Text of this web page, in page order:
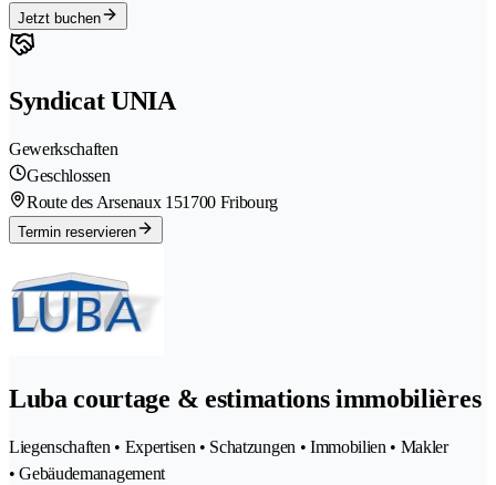
Jetzt buchen
Syndicat UNIA
Gewerkschaften
Geschlossen
Route des Arsenaux 151700 Fribourg
Termin reservieren
Luba courtage & estimations immobilières
Liegenschaften • Expertisen • Schatzungen • Immobilien • Makler
• Gebäudemanagement